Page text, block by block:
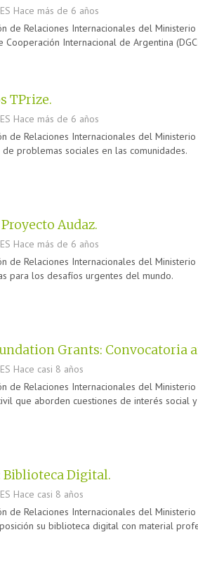
Hace más de 6 años
de Relaciones Internacionales del
Cooperación Internacional de Argentina
TPrize.
Hace más de 6 años
de Relaciones Internacionales del
de problemas sociales en las comunidades.
Audaz.
Hace más de 6 años
de Relaciones Internacionales del
para los desafíos urgentes del mundo.
Grants: Convocatoria
Hace casi 8 años
de Relaciones Internacionales del
que aborden cuestiones de interés social
Biblioteca Digital.
Hace casi 8 años
de Relaciones Internacionales del
su biblioteca digital con material